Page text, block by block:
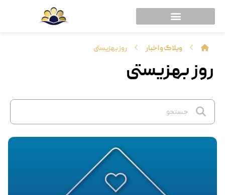
وبلاگ و اخبار روز بهزیستی
روز بهزیستی